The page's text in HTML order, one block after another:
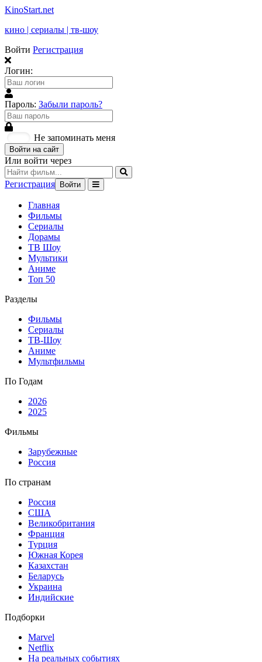
KinoStart.net
кино | сериалы | тв-шоу
Войти Регистрация
Логин:
Пароль: Забыли пароль?
Не запоминать меня
Войти на сайт
Или войти через
Регистрация Войти
Главная
Фильмы
Сериалы
Дорамы
ТВ Шоу
Мультики
Аниме
Топ 50
Разделы
Фильмы
Сериалы
ТВ-Шоу
Аниме
Мультфильмы
По Годам
2026
2025
Фильмы
Зарубежные
Россия
По странам
Россия
США
Великобритания
Франция
Турция
Южная Корея
Казахстан
Беларусь
Украина
Индийские
Подборки
Marvel
Netflix
На реальных событиях